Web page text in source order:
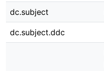
dc.subject
dc.subject.ddc